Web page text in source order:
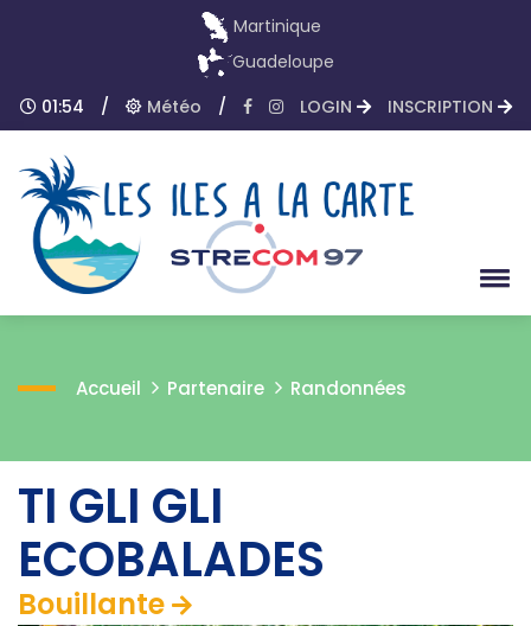
Martinique
Guadeloupe
01:54
/ Météo / LOGIN INSCRIPTION
Accueil Partenaire Randonnées
TI GLI GLI
ECOBALADES
Bouillante